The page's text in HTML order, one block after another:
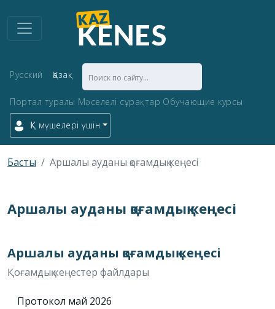
Русский Қазақ
Портал туралы Мәселелі сұрақтар Обучающие курсы
ҚК мүшелері үшін
Басты Аршалы ауданы қоғамдық кеңесі
Аршалы ауданы қоғамдық кеңесі
Аршалы ауданы қоғамдық кеңесі
Қоғамдық кеңестер файлдары
Протокол май 2026